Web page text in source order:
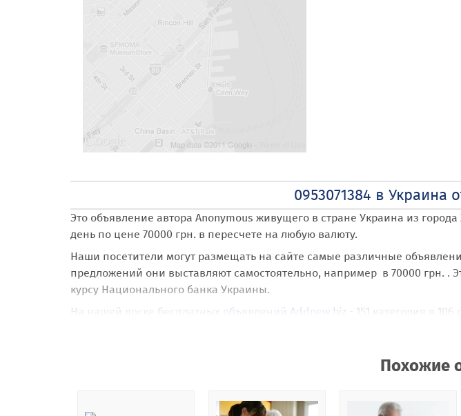
0953071384 в Украина
Это объявление автора Anonymous живущего в стране Украина из города
день по цене 70000 грн. в пересчете на любую валюту.
Наши посетители могут размещать на сайте самые различные
предложений они выставляют самостоятельно, например в 70000 грн. .
курсу Национального банка Украины.
На нашей доске бесплатных объявлений Addnew.biz - 151 категория в 106
объявление на карте Google Maps с позиционированием по стране
Похожие